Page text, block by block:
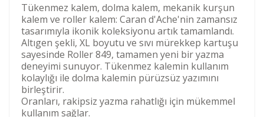
Tükenmez kalem, dolma kalem, mekanik kurşun
kalem ve roller kalem: Caran d'Ache'nin zamansız
tasarımıyla ikonik koleksiyonu artık tamamlandı.
Altıgen şekli, XL boyutu ve sıvı mürekkep kartuşu
sayesinde Roller 849, tamamen yeni bir yazma
deneyimi sunuyor. Tükenmez kalemin kullanım
kolaylığı ile dolma kalemin pürüzsüz yazımını
birleştirir.
Oranları, rakipsiz yazma rahatlığı için mükemmel
kullanım sağlar.